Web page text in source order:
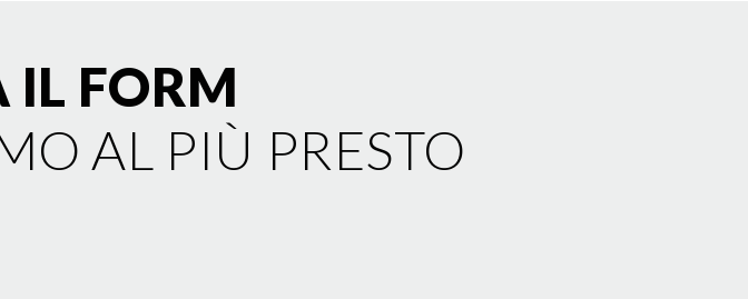
IL FORM
AL PIÙ PRESTO